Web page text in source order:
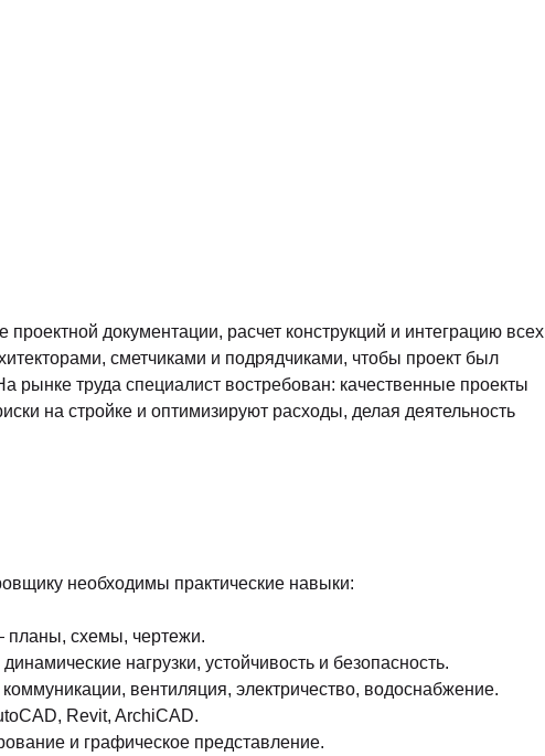
документации, расчет конструкций и интеграцию всех
сметчиками и подрядчиками, чтобы проект был
труда специалист востребован: качественные проекты
на стройке и оптимизируют расходы, делая деятельность
необходимы практические навыки:
схемы, чертежи.
нагрузки, устойчивость и безопасность.
вентиляция, электричество, водоснабжение.
Revit, ArchiCAD.
и графическое представление.